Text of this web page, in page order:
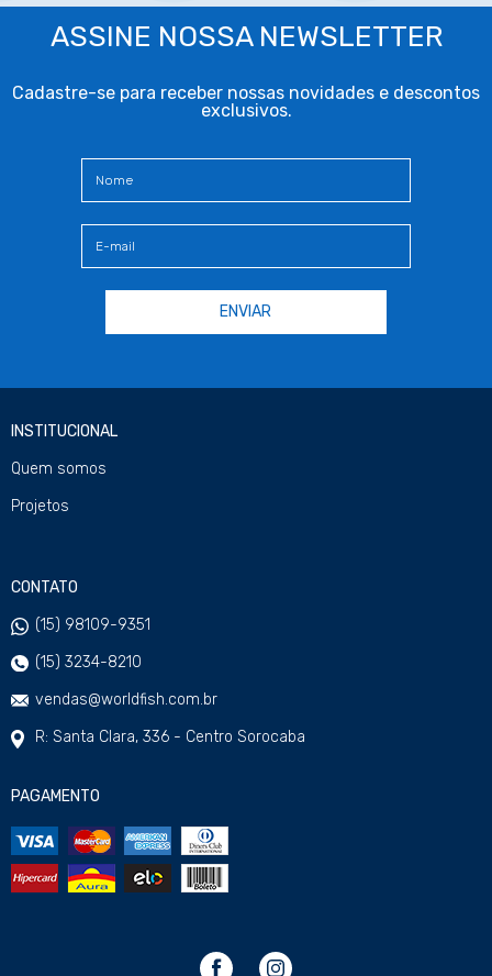
ASSINE NOSSA NEWSLETTER
Cadastre-se para receber nossas novidades e descontos
exclusivos.
INSTITUCIONAL
Quem somos
Projetos
CONTATO
(15) 98109-9351
(15) 3234-8210
vendas@worldfish.com.br
R: Santa Clara, 336 - Centro Sorocaba
PAGAMENTO